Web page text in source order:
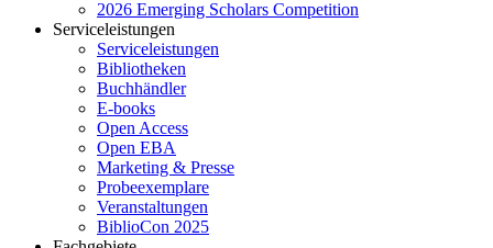
2026 Emerging Scholars Competition
Serviceleistungen
Serviceleistungen
Bibliotheken
Buchhändler
E-books
Open Access
Open EBA
Marketing & Presse
Probeexemplare
Veranstaltungen
BiblioCon 2025